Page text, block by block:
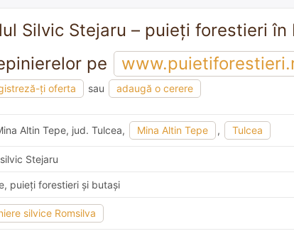
Silvic Stejaru – puieți forestieri în
Vezi toate ofertele pepinierelor pe
ți oferta sau
adaugă o cerere
Altin Tepe, jud. Tulcea, Mina Altin Tepe , Tulcea
Stejaru
puieți forestieri și butași
silvice Romsilva